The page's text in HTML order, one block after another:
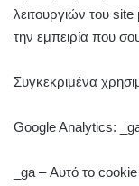
λειτουργιών του
την εμπειρία που
Συγκεκριμένα
Google Analytics:
_ga – Αυτό το